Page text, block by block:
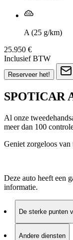
A (25 g/km)
25.950 €
Inclusief BTW
Reserveer het!
SPOTICAR
Al onze
meer dan 100
Geniet zorgeloos van
Deze auto heeft een
informatie.
De sterke punten
Andere diensten